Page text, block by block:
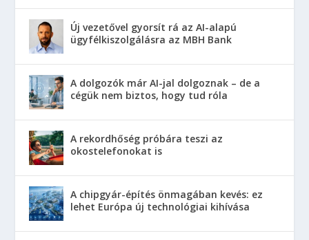
Új vezetővel gyorsít rá az AI-alapú
ügyfélkiszolgálásra az MBH Bank
A dolgozók már AI-jal dolgoznak – de a
cégük nem biztos, hogy tud róla
A rekordhőség próbára teszi az
okostelefonokat is
A chipgyár-építés önmagában kevés: ez
lehet Európa új technológiai kihívása